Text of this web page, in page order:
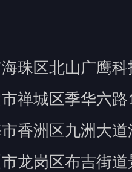
珠区北山广鹰科
禅城区季华六路
香洲区九洲大道
龙岗区布吉街